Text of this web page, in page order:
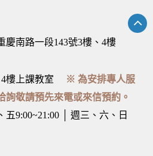
慶南路一段143號3樓、4樓
上課教室
※ 為安排專人服
詢敬請預先來電或來信預約。
9:00~21:00 │ 週三、六、日